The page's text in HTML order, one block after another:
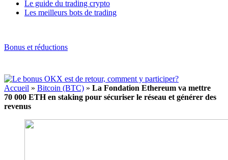
Le guide du trading crypto
Les meilleurs bots de trading
Bonus et réductions
Accueil » Bitcoin (BTC) » La Fondation Ethereum va mettre
70 000 ETH en staking pour sécuriser le réseau et générer des
revenus